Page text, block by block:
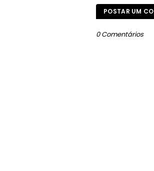
POSTAR UM
0 Comentários